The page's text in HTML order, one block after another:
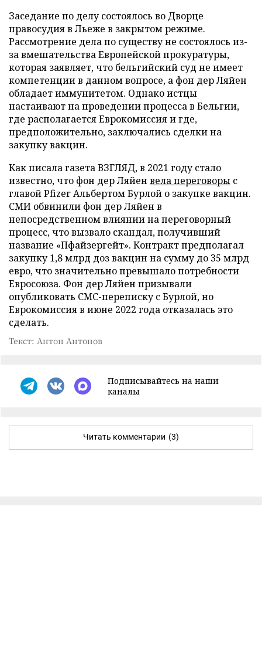
Заседание по делу состоялось во Дворце
правосудия в Льеже в закрытом режиме.
Рассмотрение дела по существу не состоялось из-
за вмешательства Европейской прокуратуры,
которая заявляет, что бельгийский суд не имеет
компетенции в данном вопросе, а фон дер Ляйен
обладает иммунитетом. Однако истцы
настаивают на проведении процесса в Бельгии,
где располагается Еврокомиссия и где,
предположительно, заключались сделки на
закупку вакцин.
Как писала газета ВЗГЛЯД, в 2021 году стало
известно, что фон дер Ляйен вела переговоры с
главой Pfizer Альбертом Бурлой о закупке вакцин.
СМИ обвинили фон дер Ляйен в
непосредственном влиянии на переговорный
процесс, что вызвало скандал, получивший
название «Пфайзергейт». Контракт предполагал
закупку 1,8 млрд доз вакцин на сумму до 35 млрд
евро, что значительно превышало потребности
Евросоюза. Фон дер Ляйен призывали
опубликовать СМС-переписку с Бурлой, но
Еврокомиссия в июне 2022 года отказалась это
сделать.
Текст: Антон Антонов
Подписывайтесь на наши
каналы
Читать комментарии (3)